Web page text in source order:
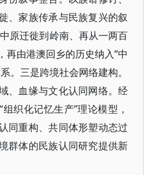
、家族传承与民族复兴的叙
原迁徙到岭南、再从一两百
再由港澳回乡的历史纳入“中
。三是跨境社会网络建构。
、血缘与文化认同网络。经
织化记忆生产”理论模型，
同重构、共同体形塑动态过
群体的民族认同研究提供新